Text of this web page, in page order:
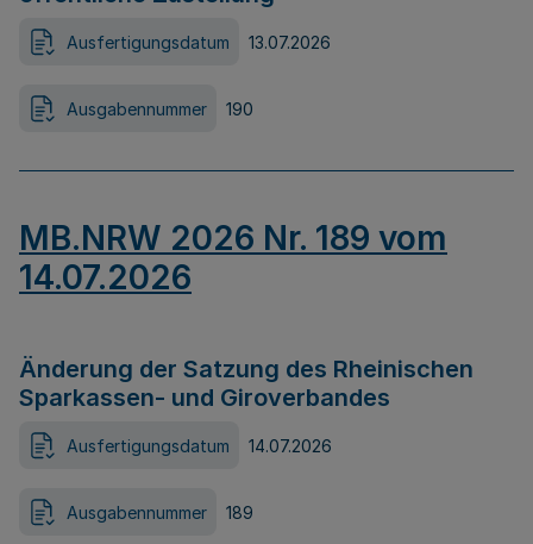
Ausfertigungsdatum 13.07.2026
Ausgabennummer 190
MB.NRW 2026 Nr. 189 vom
14.07.2026
Änderung der Satzung des Rheinischen
Sparkassen- und Giroverbandes
Ausfertigungsdatum 14.07.2026
Ausgabennummer 189